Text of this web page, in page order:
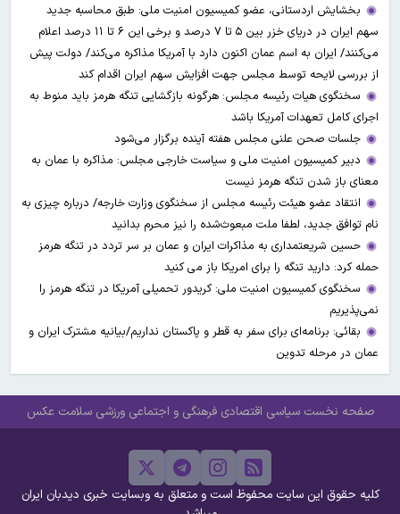
بخشایش اردستانی، عضو کمیسیون امنیت ملی: طبق محاسبه جدید
سهم ایران در دریای خزر بین ۵ تا ۷ درصد و برخی این ۶ تا ۱۱ درصد اعلام
می‌کنند/ ایران به اسم عمان اکنون دارد با آمریکا مذاکره می‌کند/ دولت پیش
از بررسی لایحه توسط مجلس جهت افزایش سهم ایران اقدام کند
سخنگوی هیات رئیسه مجلس: هرگونه بازگشایی تنگه هرمز باید منوط به
اجرای کامل تعهدات آمریکا باشد
جلسات صحن علنی مجلس هفته آینده برگزار می‌شود
دبیر کمیسیون امنیت ملی و سیاست خارجی مجلس: مذاکره با عمان به
معنای باز شدن تنگه هرمز نیست
انتقاد عضو هیئت رئیسه مجلس از سخنگوی وزارت خارجه/ درباره چیزی به
نام توافق جدید، لطفا ملت مبعوث‌شده را نیز محرم بدانید
حسین شریعتمداری به مذاکرات ایران و عمان بر سر تردد در تنگه هرمز
حمله کرد: دارید تنگه را برای امریکا باز می کنید
سخنگوی کمیسیون امنیت ملی: کریدور تحمیلی آمریکا در تنگه هرمز را
نمی‌پذیریم
بقائی: برنامه‌ای برای سفر به قطر و پاکستان نداریم/بیانیه مشترک ایران و
عمان در مرحله تدوین
صفحه نخست سیاسی اقتصادی فرهنگی و اجتماعی ورزشی سلامت عکس
کلیه حقوق این سایت محفوظ است و متعلق به وبسایت خبری دیدبان ایران